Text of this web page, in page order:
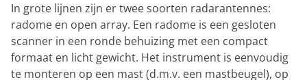
In grote lijnen zijn er twee soorten radarantennes:
radome en open array. Een radome is een gesloten
scanner in een ronde behuizing met een compact
formaat en licht gewicht. Het instrument is eenvoudig
te monteren op een mast (d.m.v. een mastbeugel), op